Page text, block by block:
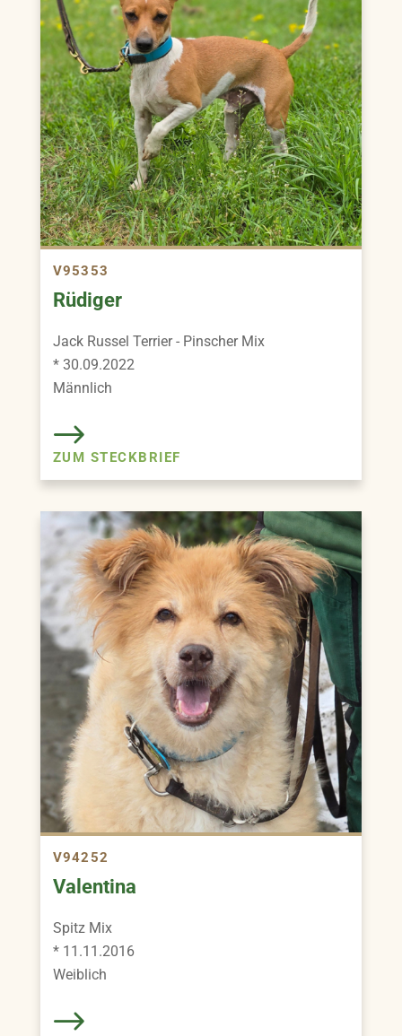
V95353
Rüdiger
Jack Russel Terrier - Pinscher Mix
* 30.09.2022
Männlich
ZUM STECKBRIEF
V94252
Valentina
Spitz Mix
* 11.11.2016
Weiblich